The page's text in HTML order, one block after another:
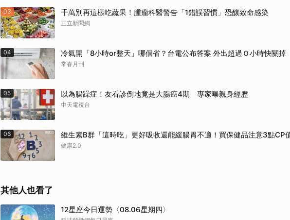
03 千萬別再這樣吃蔬果！腫瘤科醫警告「1錯誤習慣」恐釀致命感染
三立新聞網
04 冷氣開「8小時or整天」哪個省？台電公布答案 外出超過Ｏ小時快關掉
常春月刊
05 以為腸躁症！友看診倒地竟是大腸癌4期 專家曝親身經歷
中天電視台
06 維生素B群「這時吃」更好吸收還能緩腸胃不適！買保健品注意3點CP
健康2.0
其他人也看了
12星座今日運勢〈08.06星期四〉